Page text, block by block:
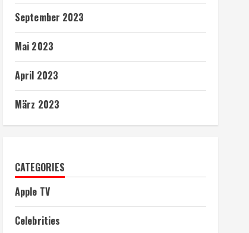
September 2023
Mai 2023
April 2023
März 2023
CATEGORIES
Apple TV
Celebrities